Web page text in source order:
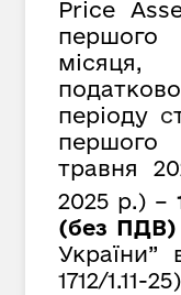
Price
періоду с
травня
2025 р.) –
(без ПДВ)
1712/1.11-